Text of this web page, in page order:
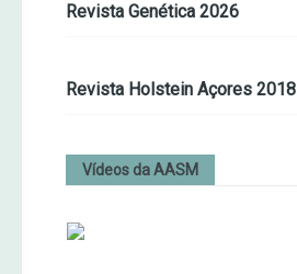
Revista Genética 2026
Revista Holstein Açores 2018
Vídeos da AASM